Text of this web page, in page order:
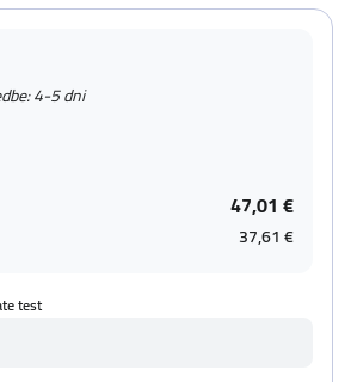
4-5 dni
47,01 €
37,61 €
test